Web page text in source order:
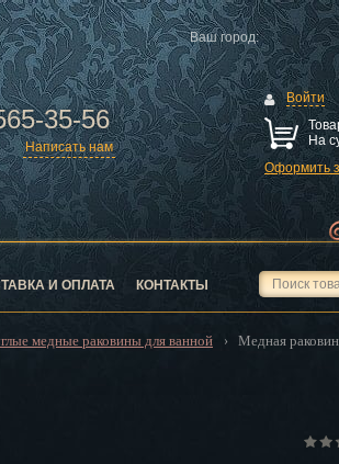
35-56
Ваш город:
Написать нам
Войти
На
Оформить
И ОПЛАТА КОНТАКТЫ
медные раковины для ванной › Медная